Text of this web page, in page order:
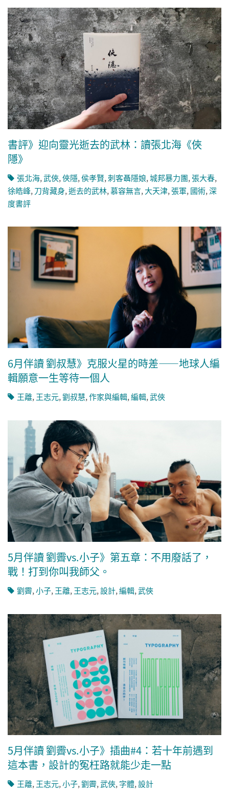
書評》迎向靈光逝去的武林：讀張北海《俠
隱》
張北海,武俠,俠隱,侯孝賢,刺客聶隱娘,城邦暴力團, 張大春,
徐皓峰, 刀背藏身,逝去的武林,慕容無言, 大天津, 張軍, 國術,深
度書評
6月伴讀 劉叔慧》克服火星的時差——地球人編
輯願意一生等待一個人
王離,王志元,劉叔慧,作家與編輯,編輯,武俠
5月伴讀 劉霽vs.小子》第五章：不用廢話了，
戰！打到你叫我師父。
劉霽,小子, 王離, 王志元,設計,編輯,武俠
5月伴讀 劉霽vs.小子》插曲#4：若十年前遇到
這本書，設計的冤枉路就能少走一點
王離,王志元,小子,劉霽,武俠,字體,設計